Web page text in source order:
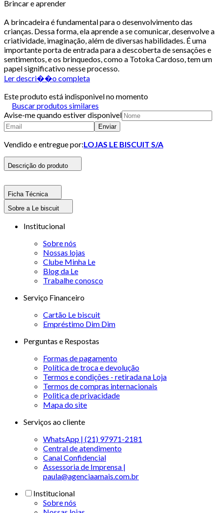
Brincar e aprender
A brincadeira é fundamental para o desenvolvimento das
crianças. Dessa forma, ela aprende a se comunicar, desenvolve a
criatividade, imaginação, além de diversas habilidades. É uma
importante porta de entrada para a descoberta de sensações e
sentimentos, e os brinquedos, como a Totoka Cardoso, tem um
papel significativo nesse processo.
Ler descri��o completa
Este produto está indisponivel no momento
Buscar produtos similares
Avise-me quando estiver disponivel
Enviar
Vendido e entregue por:LOJAS LE BISCUIT S/A
Descrição do produto
Ficha Técnica
Sobre a Le biscuit
Institucional
Sobre nós
Nossas lojas
Clube Minha Le
Blog da Le
Trabalhe conosco
Serviço Financeiro
Cartão Le biscuit
Empréstimo Dim Dim
Perguntas e Respostas
Formas de pagamento
Política de troca e devolução
Termos e condições - retirada na Loja
Termos de compras internacionais
Politica de privacidade
Mapa do site
Serviços ao cliente
WhatsApp | (21) 97971-2181
Central de atendimento
Canal Confidencial
Assessoria de Imprensa |
paula@agenciaamais.com.br
Institucional
Sobre nós